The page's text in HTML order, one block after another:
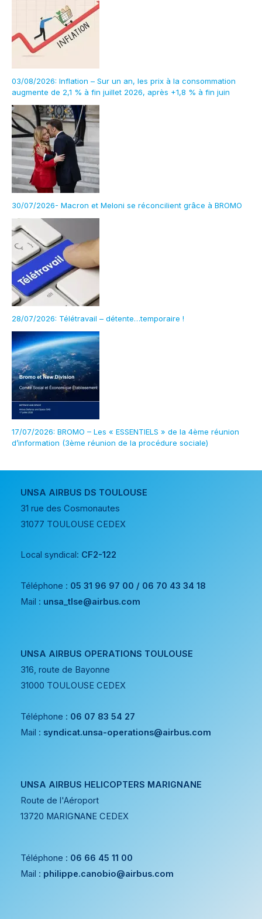
03/08/2026: Inflation – Sur un an, les prix à la consommation
augmente de 2,1 % à fin juillet 2026, après +1,8 % à fin juin
30/07/2026- Macron et Meloni se réconcilient grâce à BROMO
28/07/2026: Télétravail – détente…temporaire !
17/07/2026: BROMO – Les « ESSENTIELS » de la 4ème réunion
d’information (3ème réunion de la procédure sociale)
UNSA AIRBUS DS TOULOUSE
31 rue des Cosmonautes
31077 TOULOUSE CEDEX
Local syndical: CF2-122
Téléphone : 05 31 96 97 00 / 06 70 43 34 18
Mail : unsa_tlse@airbus.com
UNSA AIRBUS OPERATIONS TOULOUSE
316, route de Bayonne
31000 TOULOUSE CEDEX
Téléphone : 06 07 83 54 27
Mail : syndicat.unsa-operations@airbus.com
UNSA AIRBUS HELICOPTERS MARIGNANE
Route de l'Aéroport
13720 MARIGNANE CEDEX
Téléphone : 06 66 45 11 00
Mail : philippe.canobio@airbus.com